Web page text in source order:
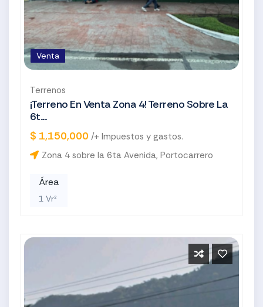
Venta
Terrenos
¡Terreno En Venta Zona 4! Terreno Sobre La
6t...
$ 1,150,000 /+ Impuestos y gastos.
Zona 4 sobre la 6ta Avenida, Portocarrero
Área
1 Vr²